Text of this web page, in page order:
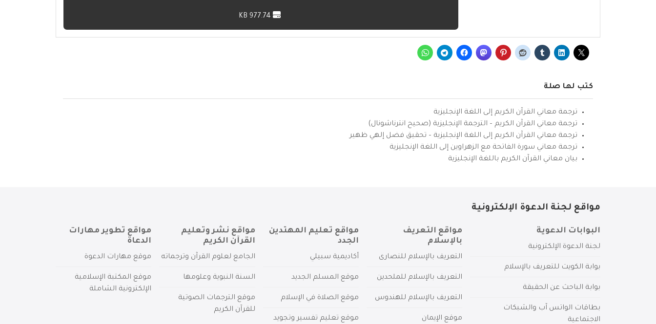
كتب لها صلة
ترجمة معاني القرآن الكريم إلى اللغة الإنجليزية
ترجمة معاني القرآن الكريم – الترجمة الإنجليزية (صحيح انترناشونال)
ترجمة معاني القرآن الكريم إلى اللغة الإنجليزية – تحقيق فضل إلهي ظهير
ترجمة معاني سورة الفاتحة مع الزهراوين إلى اللغة الإنجليزية
بيان معاني القرآن الكريم باللغة الإنجليزية
مواقع لجنة الدعوة الإلكترونية
البوابات الدعوية
لجنة الدعوة الإلكترونية
بوابة الكويت للتعريف بالإسلام
بوابة الباحث عن الحقيقة
بطاقات الواتس آب والشبكات
الاجتماعية
مواقع التعريف
بالإسلام
التعريف بالإسلام للنصارى
التعريف بالإسلام للملحدين
التعريف بالإسلام للهندوس
موقع الإيمان
مواقع تعليم المهتدين
الجدد
أكاديمية سبيلي
موقع المسلم الجديد
موقع الصلاة في الإسلام
موقع تعليم تفسير وتجويد
مواقع نشر وتعليم
القرآن الكريم
الجامع لعلوم القرآن وترجماته
السنة النبوية وعلومها
موقع الترجمات الصوتية
للقرآن الكريم
مواقع تطوير مهارات
الدعاة
موقع مهارات الدعوة
موقع المكتبة الإسلامية
الإلكترونية الشاملة